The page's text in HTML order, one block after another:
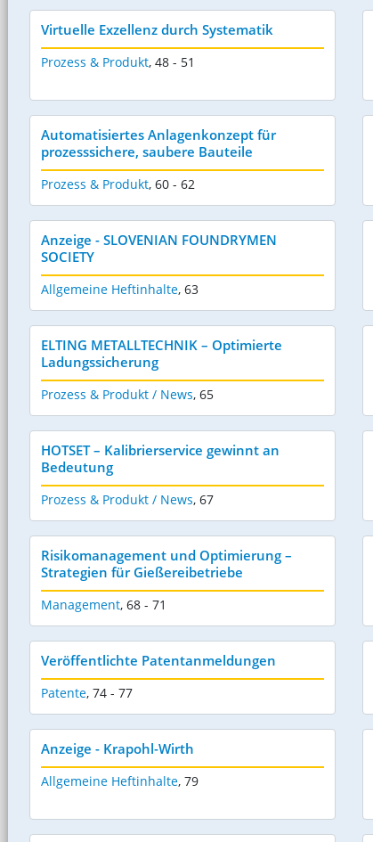
Virtuelle Exzellenz durch Systematik
Prozess & Produkt, 48 - 51
Automatisiertes Anlagenkonzept für
prozesssichere, saubere Bauteile
Prozess & Produkt, 60 - 62
Anzeige - SLOVENIAN FOUNDRYMEN
SOCIETY
Allgemeine Heftinhalte, 63
ELTING METALLTECHNIK – Optimierte
Ladungssicherung
Prozess & Produkt / News, 65
HOTSET – Kalibrierservice gewinnt an
Bedeutung
Prozess & Produkt / News, 67
Risikomanagement und Optimierung –
Strategien für Gießereibetriebe
Management, 68 - 71
Veröffentlichte Patentanmeldungen
Patente, 74 - 77
Anzeige - Krapohl-Wirth
Allgemeine Heftinhalte, 79